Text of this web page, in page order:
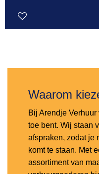
Waarom
Bij Arendje
toe bent. Wij staan
afspraken, zodat je
komt te staan. Met
assortiment van